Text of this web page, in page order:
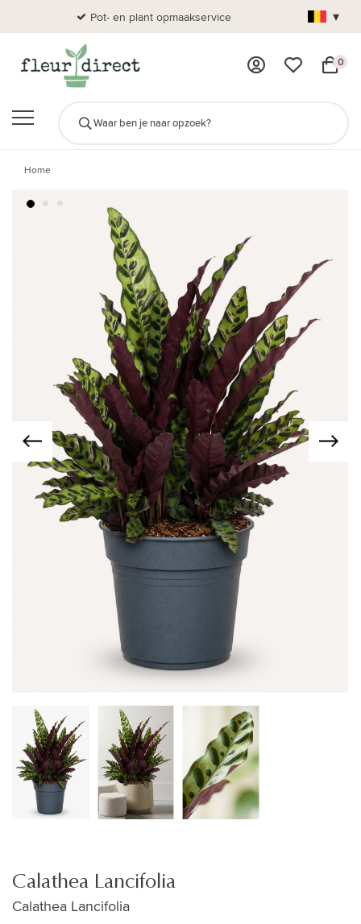
Pot- en plant opmaakservice ▾
0
Home
Calathea Lancifolia
Calathea Lancifolia